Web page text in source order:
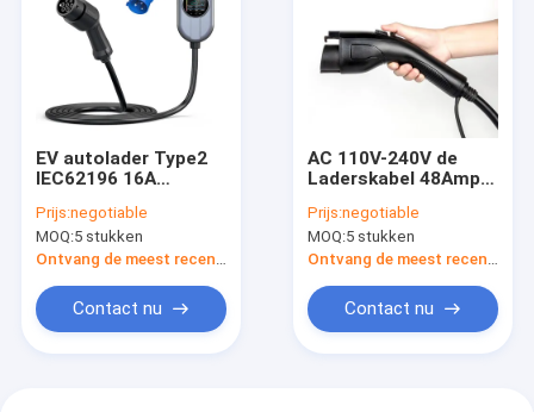
EV autolader Type2
IEC62196 16A
Laden Post AC 250V
Prijs:negotiable
MOQ:5 stukken
Ontvang de meest recente Prijs
Contact nu
AC 110V-240V de
Laderskabel 48Amp,
EV Kabeltype 1 van
de Elektrisch
voertuigauto
Prijs:negotiable
MOQ:5 stukken
Ontvang de meest recente Prijs
Contact nu